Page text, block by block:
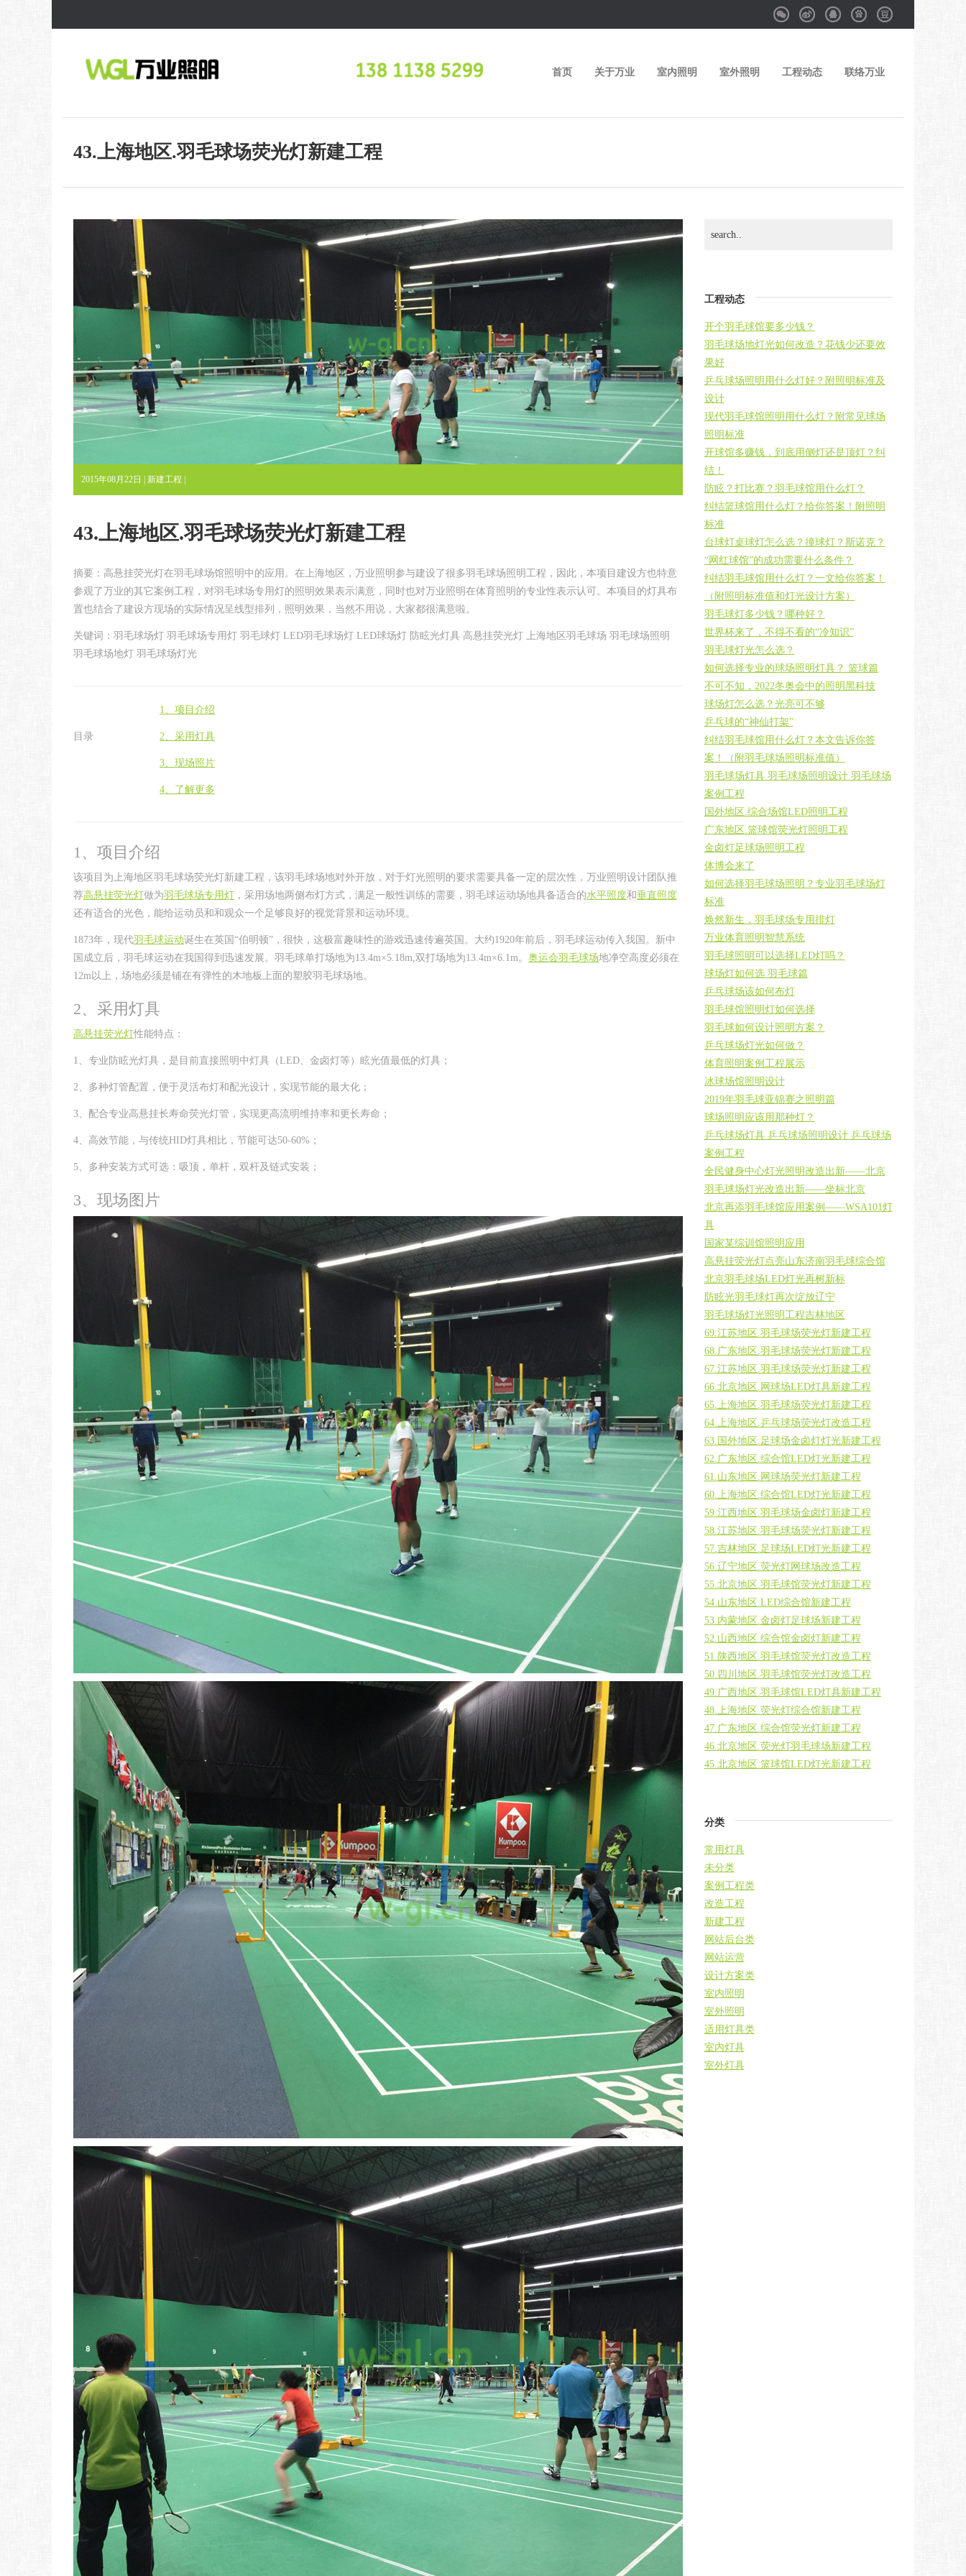
WeixinWeibo QQ Baidu Douban
首页 关于万业 室内照明 室外照明 工程动态 联络万业
43.上海地区.羽毛球场荧光灯新建工程
2015年08月22日 | 新建工程 |
43.上海地区.羽毛球场荧光灯新建工程
摘要：高悬挂荧光灯在羽毛球场馆照明中的应用。在上海地区，万业照明参与建设了很多羽毛球场照明工程，因此，本项目建设方也特意
参观了万业的其它案例工程，对羽毛球场专用灯的照明效果表示满意，同时也对万业照明在体育照明的专业性表示认可。本项目的灯具布
置也结合了建设方现场的实际情况呈线型排列，照明效果，当然不用说，大家都很满意啦。
关键词：羽毛球场灯 羽毛球场专用灯 羽毛球灯 LED羽毛球场灯 LED球场灯 防眩光灯具 高悬挂荧光灯 上海地区羽毛球场 羽毛球场照明
羽毛球场地灯 羽毛球场灯光
1、项目介绍
目录 2、采用灯具
3、现场照片
4、了解更多
1、项目介绍
该项目为上海地区羽毛球场荧光灯新建工程，该羽毛球场地对外开放，对于灯光照明的要求需要具备一定的层次性，万业照明设计团队推
荐高悬挂荧光灯做为羽毛球场专用灯 ，采用场地两侧布灯方式，满足一般性训练的需要，羽毛球运动场地具备适合的水平照度和垂直照度
还有适合的光色，能给运动员和和观众一个足够良好的视觉背景和运动环境。
1873年，现代羽毛球运动诞生在英国“伯明顿”，很快，这极富趣味性的游戏迅速传遍英国。大约1920年前后，羽毛球运动传入我国。新中
国成立后，羽毛球运动在我国得到迅速发展。羽毛球单打场地为13.4m×5.18m,双打场地为13.4m×6.1m。 奥运会羽毛球场地净空高度必须在
12m以上，场地必须是铺在有弹性的木地板上面的塑胶羽毛球场地。
2、采用灯具
高悬挂荧光灯性能特点：
1、专业防眩光灯具，是目前直接照明中灯具（LED、金卤灯等）眩光值最低的灯具；
2、多种灯管配置，便于灵活布灯和配光设计，实现节能的最大化；
3、配合专业高悬挂长寿命荧光灯管，实现更高流明维持率和更长寿命；
4、高效节能，与传统HID灯具相比，节能可达50-60%；
5、多种安装方式可选：吸顶，单杆，双杆及链式安装；
3、现场图片
工程动态
开个羽毛球馆要多少钱？
羽毛球场地灯光如何改造？花钱少还要效
果好
乒乓球场照明用什么灯好？附照明标准及
设计
现代羽毛球馆照明用什么灯？附常见球场
照明标准
开球馆多赚钱，到底用侧灯还是顶灯？纠
结！
防眩？打比赛？羽毛球馆用什么灯？
纠结篮球馆用什么灯？给你答案！附照明
标准
台球灯桌球灯怎么选？撞球灯？斯诺克？
“网红球馆”的成功需要什么条件？
纠结羽毛球馆用什么灯？一文给你答案！
（附照明标准值和灯光设计方案）
羽毛球灯多少钱？哪种好？
世界杯来了，不得不看的“冷知识”
羽毛球灯光怎么选？
如何选择专业的球场照明灯具？ 篮球篇
不可不知，2022冬奥会中的照明黑科技
球场灯怎么选？光亮可不够
乒乓球的“神仙打架”
纠结羽毛球馆用什么灯？本文告诉你答
案！（附羽毛球场照明标准值）
羽毛球场灯具 羽毛球场照明设计 羽毛球场
案例工程
国外地区.综合场馆LED照明工程
广东地区.篮球馆荧光灯照明工程
金卤灯足球场照明工程
体博会来了
如何选择羽毛球场照明？专业羽毛球场灯
标准
焕然新生，羽毛球场专用排灯
万业体育照明智慧系统
羽毛球照明可以选择LED灯吗？
球场灯如何选 羽毛球篇
乒乓球场该如何布灯
羽毛球馆照明灯如何选择
羽毛球如何设计照明方案？
乒乓球场灯光如何做？
体育照明案例工程展示
冰球场馆照明设计
2019年羽毛球亚锦赛之照明篇
球场照明应该用那种灯？
乒乓球场灯具 乒乓球场照明设计 乒乓球场
案例工程
全民健身中心灯光照明改造出新——北京
羽毛球场灯光改造出新——坐标北京
北京再添羽毛球馆应用案例——WSA101灯
具
国家某综训馆照明应用
高悬挂荧光灯点亮山东济南羽毛球综合馆
北京羽毛球场LED灯光再树新标
防眩光羽毛球灯再次绽放辽宁
羽毛球场灯光照明工程吉林地区
69.江苏地区.羽毛球场荧光灯新建工程
68.广东地区.羽毛球场荧光灯新建工程
67.江苏地区.羽毛球场荧光灯新建工程
66.北京地区.网球场LED灯具新建工程
65.上海地区.羽毛球场荧光灯新建工程
64.上海地区.乒乓球场荧光灯改造工程
63.国外地区.足球场金卤灯灯光新建工程
62.广东地区.综合馆LED灯光新建工程
61.山东地区.网球场荧光灯新建工程
60.上海地区.综合馆LED灯光新建工程
59.江西地区.羽毛球场金卤灯新建工程
58.江苏地区.羽毛球场荧光灯新建工程
57.吉林地区.足球场LED灯光新建工程
56.辽宁地区.荧光灯网球场改造工程
55.北京地区.羽毛球馆荧光灯新建工程
54.山东地区.LED综合馆新建工程
53.内蒙地区.金卤灯足球场新建工程
52.山西地区.综合馆金卤灯新建工程
51.陕西地区.羽毛球馆荧光灯改造工程
50.四川地区.羽毛球馆荧光灯改造工程
49.广西地区.羽毛球馆LED灯具新建工程
48.上海地区.荧光灯综合馆新建工程
47.广东地区.综合馆荧光灯新建工程
46.北京地区.荧光灯羽毛球场新建工程
45.北京地区.篮球馆LED灯光新建工程
分类
常用灯具
未分类
案例工程类
改造工程
新建工程
网站后台类
网站运营
设计方案类
室内照明
室外照明
适用灯具类
室内灯具
室外灯具